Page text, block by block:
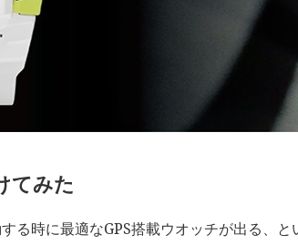
てみた
る時に最適なGPS搭載ウオッチが出る、